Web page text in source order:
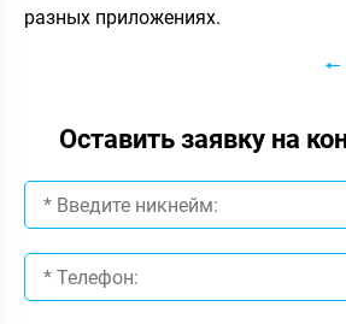
разных приложениях.
🠔
Оставить заявку на